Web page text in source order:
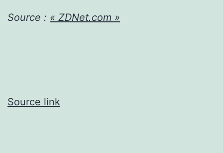
Source : « ZDNet.com »
Source link